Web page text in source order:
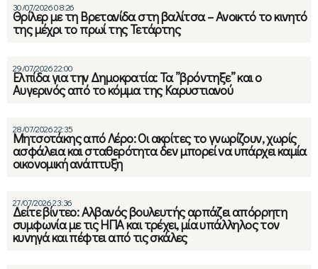
30/07/2026 08:26
Θρίλερ με τη Βρετανίδα στη βαλίτσα – Ανοικτό το κινητό
της μέχρι το πρωί της Τετάρτης
29/07/2026 22:00
Ελπίδα για την Δημοκρατία: Τα ”βρόντηξε” και ο
Αυγερινός από το κόμμα της Καρυστιανού
28/07/2026 22:35
Μητσοτάκης από Λέρο: Οι ακρίτες το γνωρίζουν, χωρίς
ασφάλεια και σταθερότητα δεν μπορεί να υπάρχει καμία
οικονομική ανάπτυξη
27/07/2026 23:36
Δείτε βίντεο: Αλβανός βουλευτής αρπάζει απόρρητη
συμφωνία με τις ΗΠΑ και τρέχει, μία υπάλληλος τον
κυνηγά και πέφτει από τις σκάλες